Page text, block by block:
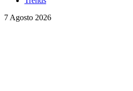
7 Agosto 2026